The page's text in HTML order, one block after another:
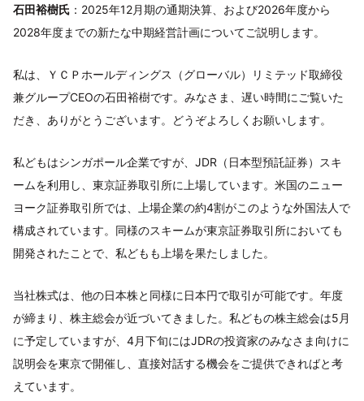
石田裕樹氏 ：2025年12月期の通期決算、および2026年度から
2028年度までの新たな中期経営計画についてご説明します。
私は、ＹＣＰホールディングス（グローバル）リミテッド取締役
兼グループCEOの石田裕樹です。みなさま、遅い時間にご覧いた
だき、ありがとうございます。どうぞよろしくお願いします。
私どもはシンガポール企業ですが、JDR（日本型預託証券）スキ
ームを利用し、東京証券取引所に上場しています。米国のニュー
ヨーク証券取引所では、上場企業の約4割がこのような外国法人で
構成されています。同様のスキームが東京証券取引所においても
開発されたことで、私どもも上場を果たしました。
当社株式は、他の日本株と同様に日本円で取引が可能です。年度
が締まり、株主総会が近づいてきました。私どもの株主総会は5月
に予定していますが、4月下旬にはJDRの投資家のみなさま向けに
説明会を東京で開催し、直接対話する機会をご提供できればと考
えています。